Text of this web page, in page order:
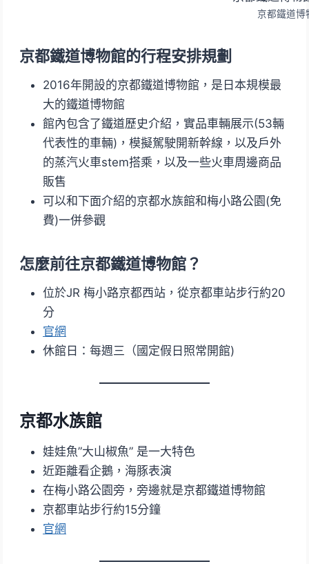
京都鐵道博
京都鐵道博物館的行程安排規劃
2016年開設的京都鐵道博物館，是日本規模最
大的鐵道博物館
館內包含了鐵道歷史介紹，實品車輛展示(53輛
代表性的車輛)，模擬駕駛開新幹線，以及戶外
的蒸汽火車stem搭乘，以及一些火車周邊商品
販售
可以和下面介紹的京都水族館和梅小路公園(免
費)一併參觀
怎麼前往京都鐵道博物館？
位於JR 梅小路京都西站，從京都車站步行約20
分
官網
休館日：每週三（國定假日照常開館)
京都水族館
娃娃魚”大山椒魚” 是一大特色
近距離看企鵝，海豚表演
在梅小路公園旁，旁邊就是京都鐵道博物館
京都車站步行約15分鐘
官網